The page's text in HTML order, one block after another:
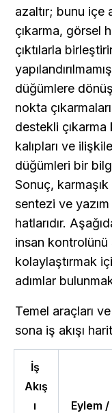
azaltır; bunu içe
çıkarma, görsel
çıktılarla
düğümlere
nokta
destekli
kalıpları ve
düğümleri bir
Sonuç,
sentezi ve
hatlarıdır.
insan
kolaylaştırmak
adımlar
Temel araçları
sona iş akışı
İş
Akış
ı
Eylem